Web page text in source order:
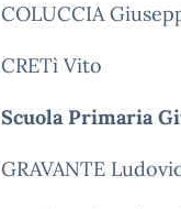
COLUCCIA
CRETì Vito
Scuola Primaria
GRAVANTE